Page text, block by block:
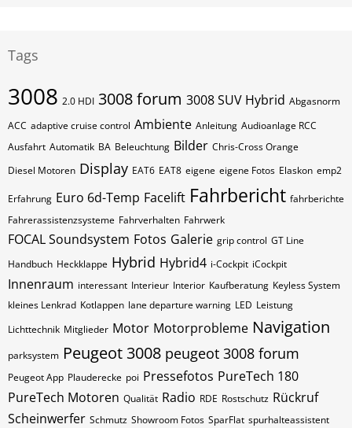
Tags
3008 2.0 HDI 3008 forum 3008 SUV Hybrid Abgasnorm
ACC adaptive cruise control Ambiente Anleitung Audioanlage RCC
Ausfahrt Automatik BA Beleuchtung Bilder Chris-Cross Orange
Diesel Motoren Display EAT6 EAT8 eigene eigene Fotos Elaskon emp2
Erfahrung Euro 6d-Temp Facelift Fahrbericht fahrberichte
Fahrerassistenzsysteme Fahrverhalten Fahrwerk
FOCAL Soundsystem Fotos Galerie grip control GT Line
Handbuch Heckklappe Hybrid Hybrid4 i-Cockpit iCockpit
Innenraum interessant Interieur Interior Kaufberatung Keyless System
kleines Lenkrad Kotlappen lane departure warning LED Leistung
Lichttechnik Mitglieder Motor Motorprobleme Navigation
parksystem Peugeot 3008 peugeot 3008 forum
Peugeot App Plauderecke poi Pressefotos PureTech 180
PureTech Motoren Qualität Radio RDE Rostschutz Rückruf
Scheinwerfer Schmutz Showroom Fotos SparFlat spurhalteassistent